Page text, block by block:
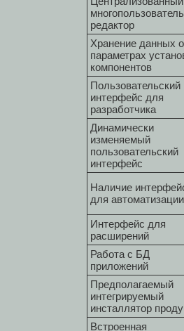
редактор
Хранение данных о
параметрах
компонентов
Пользовательский
интерфейс для
разработчика
Динамически
изменяемый
пользовательский
интерфейс
Наличие
для автоматизации
Интерфейс для
расширений
Работа с БД
приложений
Предполагаемый
интегрируемый
инсталлятор
Встроенная